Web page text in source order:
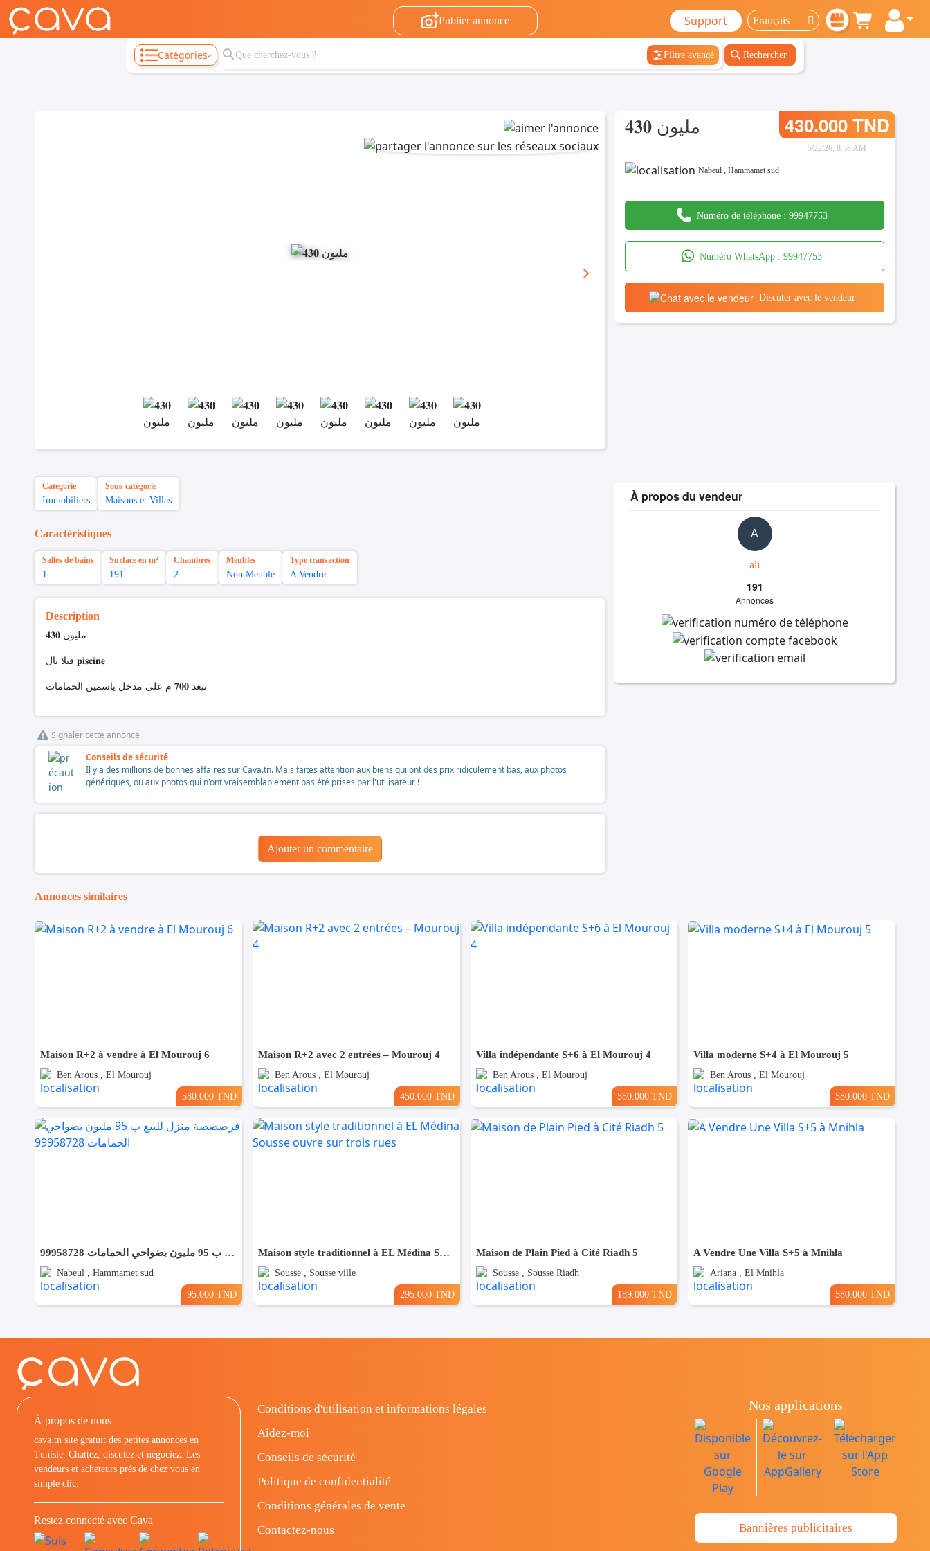
Publier annonce Support
Catégories Filtre avancé Rechercher
𝟒𝟑𝟎 مليون 430.000 TND
5/22/26, 8:58 AM
Nabeul ,Hammamet sud
Numéro de téléphone : 99947753
Numéro WhatsApp :99947753
Discuter avec le vendeur
Catégorie
Immobiliers
Sous-catégorie
Maisons et Villas
Caractéristiques
Salles de bains
1
Surface en m²
191
Chambres
2
Meubles
Non Meublé
Type transaction
A Vendre
Description
𝟒𝟑𝟎 مليون
فيلا بال 𝐩𝐢𝐬𝐜𝐢𝐧𝐞
Signaler cette annonce
Conseils de sécurité
Il y a des millions de bonnes affaires sur Cava.tn. Mais faites attention aux biens qui ont des prix ridiculement bas, aux photos
génériques, ou aux photos qui n'ont vraisemblablement pas été prises par l'utilisateur !
Ajouter un commentaire
À propos du vendeur
A
ali
191
Annonces
Annonces similaires
Maison R+2 à vendre à El Mourouj 6
Ben Arous , El Mourouj
580.000 TND
Maison R+2 avec 2 entrées – Mourouj 4
Ben Arous , El Mourouj
450.000 TND
Villa indépendante S+6 à El Mourouj 4
Ben Arous , El Mourouj
580.000 TND
Villa moderne S+4 à El Mourouj 5
Ben Arous , El Mourouj
580.000 TND
فرصصصة منزل للبيع ب 95 مليون بضواحي الحمامات 99958728
Nabeul , Hammamet sud
95.000 TND
Maison style traditionnel à EL Médina Sousse ouvre sur trois rues
Sousse , Sousse ville
295.000 TND
Maison de Plain Pied à Cité Riadh 5
Sousse , Sousse Riadh
189.000 TND
A Vendre Une Villa S+5 à Mnihla
Ariana , El Mnihla
580.000 TND
À propos de nous
cava.tn site gratuit des petites annonces en
Tunisie: Chattez, discutez et négociez. Les
vendeurs et acheteurs prés de chez vous en
simple clic.
Restez connecté avec Cava
Conditions d'utilisation et informations légales
Aidez-moi
Conseils de sécurité
Politique de confidentialité
Conditions générales de vente
Contactez-nous
Nos applications
Bannières publicitaires